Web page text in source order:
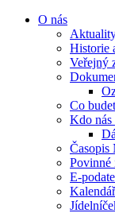
O nás
Historie
Veřejný
Co
Kdo nás
Časopis
Povinné
E-